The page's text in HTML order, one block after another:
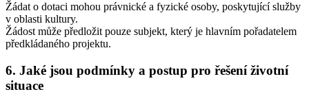
Žádat o dotaci mohou právnické a fyzické osoby, poskytující služby
v oblasti kultury.
Žádost může předložit pouze subjekt, který je hlavním pořadatelem
předkládaného projektu.
6. Jaké jsou podmínky a postup pro řešení životní
situace